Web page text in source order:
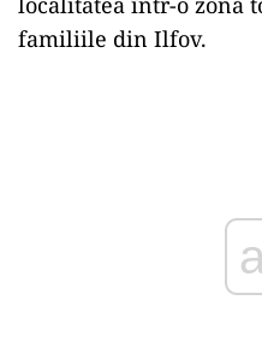
familiile din Ilfov.